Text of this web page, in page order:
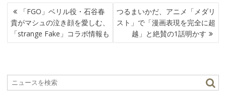
投
稿
ナ
ビ
シ
ョ
「FGO」ベリル役・石谷春
貴がマシュの泣き顔を愛しむ、
「strange Fake」コラボ情報も
つるまいかだ、アニメ「メダリ
スト」で「漫画表現を完全に超
越」と絶賛の1話明かす